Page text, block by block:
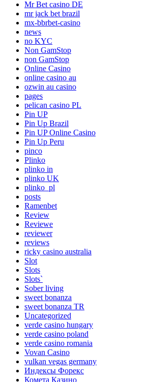
Mr Bet casino DE
mr jack bet brazil
mx-bbrbet-casino
news
no KYC
Non GamStop
non GamStop
Online Casino
online casino au
ozwin au casino
pages
pelican casino PL
Pin UP
Pin Up Brazil
Pin UP Online Casino
Pin Up Peru
pinco
Plinko
plinko in
plinko UK
plinko_pl
posts
Ramenbet
Review
Reviewe
reviewer
reviews
ricky casino australia
Slot
Slots
Slots`
Sober living
sweet bonanza
sweet bonanza TR
Uncategorized
verde casino hungary
verde casino poland
verde casino romania
Vovan Casino
vulkan vegas germany
Индексы Форекс
Комета Казино